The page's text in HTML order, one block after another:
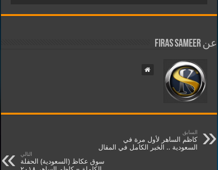
عن Firas Sameer
السابق
كاظم الساهر لأول مرة في
السعودية .. الخبر الكامل في المقال
التالي
سوق عكاظ (السعودية) الحفلة